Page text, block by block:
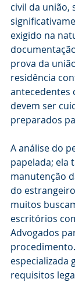
civil da união,
exigido na
prova da
residência
antecedentes
devem ser
preparados
A análise do
papelada; ela
manutenção
do
muitos
escritórios
Advogados
especializada
requisitos